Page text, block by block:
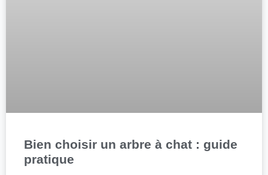
Bien choisir un arbre à chat : guide
pratique